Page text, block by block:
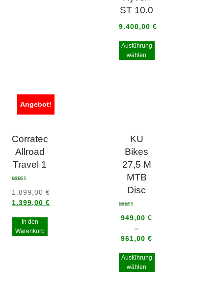
ST 10.0
9.400,00 €
Ausführung
wählen
Angebot!
Corratec
Allroad
Travel 1
5.00
von 5
1.899,00€
1.399,00 €
In den
Warenkorb
KU
Bikes
27,5 M
MTB
Disc
5.00
von 5
949,00€
–
961,00€
Ausführung
wählen